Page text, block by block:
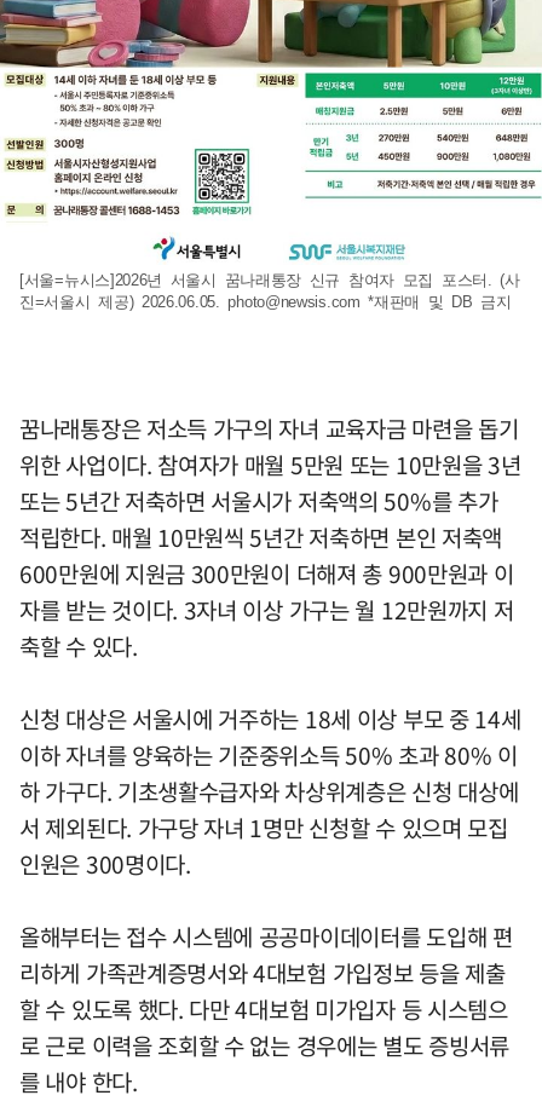
[서울=뉴시스]2026년 서울시 꿈나래통장 신규 참여자 모집 포스터. (사
진=서울시 제공) 2026.06.05.photo@newsis.com *재판매 및 DB 금지
꿈나래통장은 저소득 가구의 자녀 교육자금 마련을 돕기
위한 사업이다. 참여자가 매월 5만원 또는 10만원을 3년
또는 5년간 저축하면 서울시가 저축액의 50%를 추가
적립한다. 매월 10만원씩 5년간 저축하면 본인 저축액
600만원에 지원금 300만원이 더해져 총 900만원과 이
자를 받는 것이다. 3자녀 이상 가구는 월 12만원까지 저
축할 수 있다.
신청 대상은 서울시에 거주하는 18세 이상 부모 중 14세
이하 자녀를 양육하는 기준중위소득 50% 초과 80% 이
하 가구다. 기초생활수급자와 차상위계층은 신청 대상에
서 제외된다. 가구당 자녀 1명만 신청할 수 있으며 모집
인원은 300명이다.
올해부터는 접수 시스템에 공공마이데이터를 도입해 편
리하게 가족관계증명서와 4대보험 가입정보 등을 제출
할 수 있도록 했다. 다만 4대보험 미가입자 등 시스템으
로 근로 이력을 조회할 수 없는 경우에는 별도 증빙서류
를 내야 한다.